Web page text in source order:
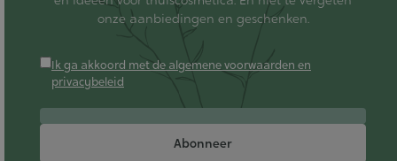
onze aanbiedingen en geschenken.
Ik ga akkoord met de algemene voorwaarden en
privacybeleid
Abonneer